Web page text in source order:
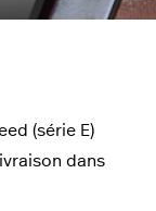
(série E)
dans